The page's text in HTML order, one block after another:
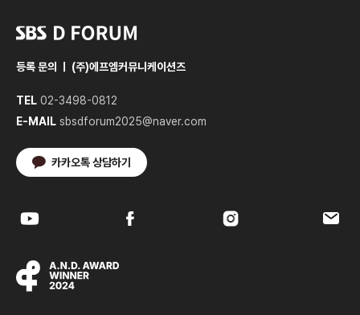
등록 문의 ㅣ (주)에프엠커뮤니케이션즈
TEL 02-3498-0812
E-MAIL sbsdforum2025@naver.com
카카오톡 상담하기